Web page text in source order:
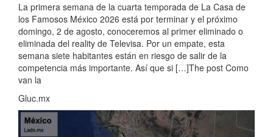
La primera semana de la cuarta temporada de La Casa de
los Famosos México 2026 está por terminar y el próximo
domingo, 2 de agosto, conoceremos al primer eliminado o
eliminada del reality de Televisa. Por un empate, esta
semana siete habitantes están en riesgo de salir de la
competencia más importante. Así que si […]The post Como
van la
Gluc.mx